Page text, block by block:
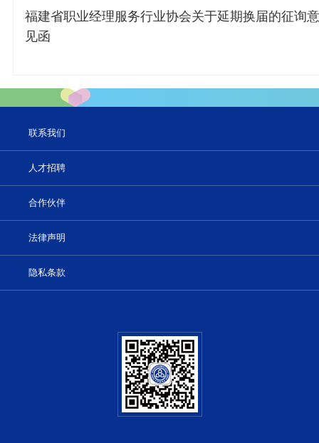
福建省职业经理服务行业协会关于延期换届的征询意
见函
联系我们
人才招聘
合作伙伴
法律声明
隐私条款